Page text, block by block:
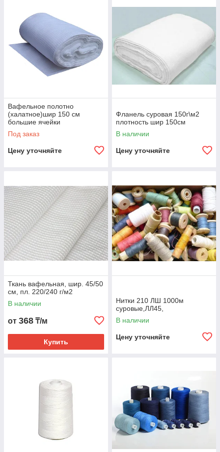
Вафельное полотно
(халатное)шир 150 см
большие ячейки
Под заказ
Цену уточняйте
Фланель суровая 150г\м2
плотность шир 150см
В наличии
Цену уточняйте
Ткань вафельная, шир. 45/50
см, пл. 220/240 г/м2
В наличии
от 368 ₸/м
Купить
Нитки 210 ЛШ 1000м
суровые,ЛЛ45,
В наличии
Цену уточняйте